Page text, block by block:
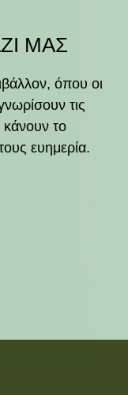
ΜΑΣ
όπου οι
τις
κάνουν το
ευημερία.